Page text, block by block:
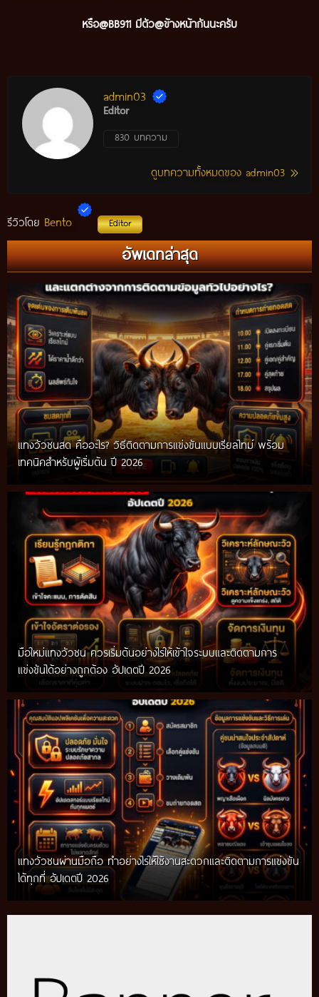
หรือ@BB911 มีตัว@ข้างหน้ากันนะครับ
admin03
Editor
830 บทความ
ดูบทความทั้งหมดของ admin03
รีวิวโดย Bento Editor
อัพเดทล่าสุด
แทงวัวชนสด คืออะไร? วิธีติดตามการแข่งขันแบบเรียลไทม์ พร้อม
เทคนิคสำหรับผู้เริ่มต้น ปี 2026
มือใหม่แทงวัวชน ควรเริ่มต้นอย่างไรให้เข้าใจระบบและติดตามการ
แข่งขันได้อย่างถูกต้อง อัปเดตปี 2026
แทงวัวชนผ่านมือถือ ทำอย่างไรให้ใช้งานสะดวกและติดตามการแข่งขัน
ได้ทุกที่ อัปเดตปี 2026